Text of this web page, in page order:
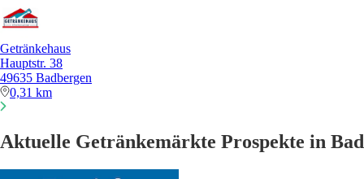
Getränkehaus
Hauptstr. 38
49635 Badbergen
0,31 km
Aktuelle Getränkemärkte Prospekte in